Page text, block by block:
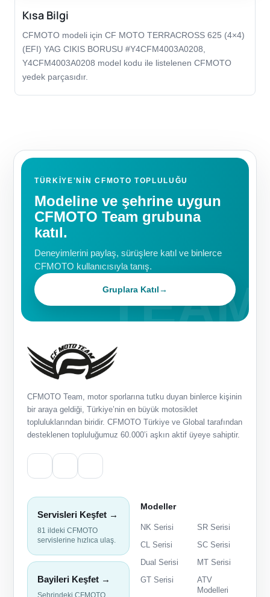
Kısa Bilgi
CFMOTO modeli için CF MOTO TERRACROSS 625 (4×4)
(EFI) YAG CIKIS BORUSU #Y4CFM4003A0208,
Y4CFM4003A0208 model kodu ile listelenen CFMOTO
yedek parçasıdır.
TÜRKIYE'NIN CFMOTO TOPLULUĞU
Modeline ve şehrine uygun
CFMOTO Team grubuna
katıl.
Deneyimlerini paylaş, sürüşlere katıl ve binlerce
CFMOTO kullanıcısıyla tanış.
Gruplara Katıl→
CFMOTO Team, motor sporlarına tutku duyan binlerce kişinin
bir araya geldiği, Türkiye’nin en büyük motosiklet
topluluklarından biridir. CFMOTO Türkiye ve Global tarafından
desteklenen topluluğumuz 60.000’i aşkın aktif üyeye sahiptir.
Servisleri Keşfet →
81 ildeki CFMOTO
servislerine hızlıca ulaş.
Bayileri Keşfet →
Modeller
NK Serisi
SR Serisi
CL Serisi
SC Serisi
Dual Serisi
MT Serisi
GT Serisi
ATV
Modelleri